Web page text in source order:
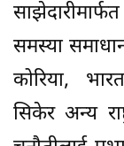
समस्या
कोरिया,
सिकेर अन्य